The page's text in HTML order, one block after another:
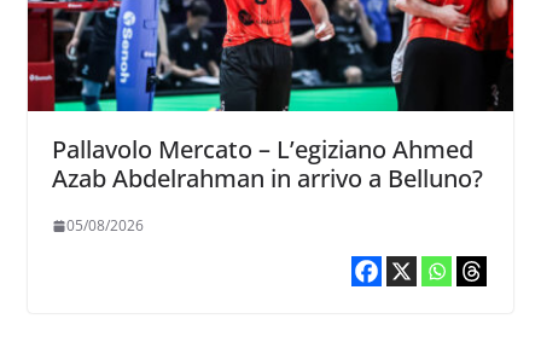
Pallavolo Mercato – L’egiziano Ahmed
Azab Abdelrahman in arrivo a Belluno?
05/08/2026